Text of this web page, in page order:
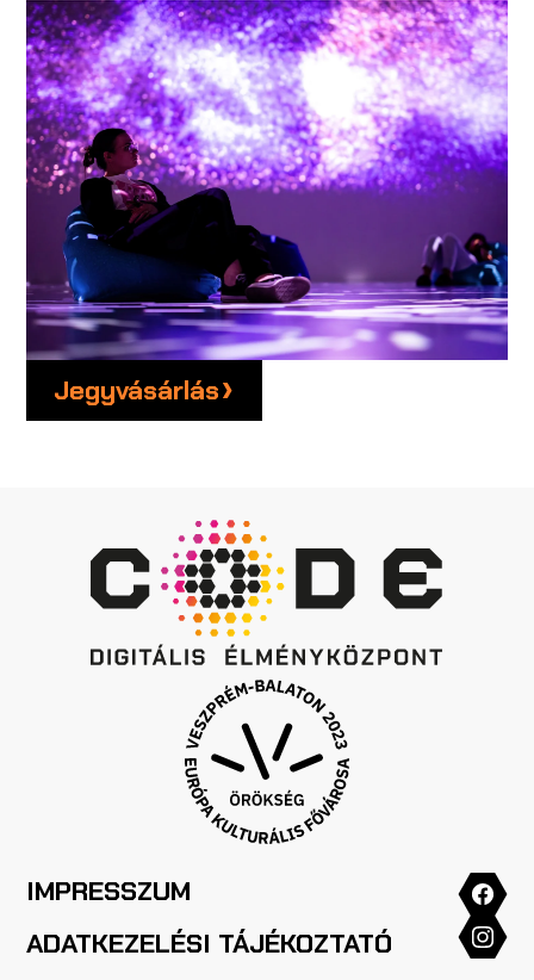
Jegyvásárlás
IMPRESSZUM
ADATKEZELÉSI TÁJÉKOZTATÓ